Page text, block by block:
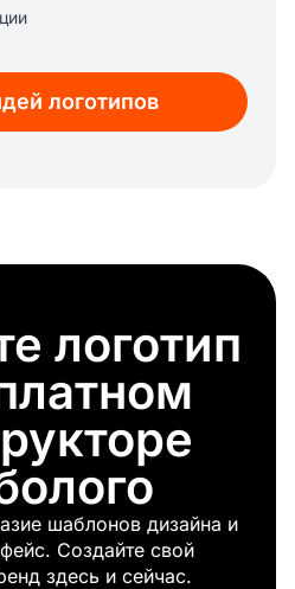
логотипов
логотип
шаблонов дизайна и
Создайте свой
здесь и сейчас.